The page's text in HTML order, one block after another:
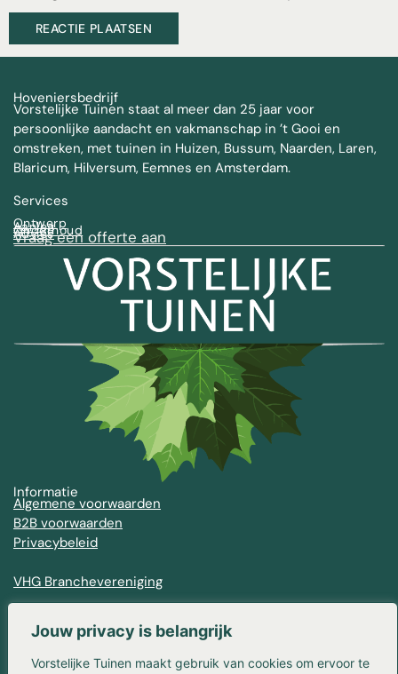
Jouw privacy is belangrijk
Vorstelijke Tuinen maakt gebruik van cookies om ervoor te
Hoveniersbedrijf
Vorstelijke Tuinen staat al meer dan 25 jaar voor
persoonlijke aandacht en vakmanschap in ’t Gooi en
omstreken, met tuinen in Huizen, Bussum, Naarden, Laren,
Blaricum, Hilversum, Eemnes en Amsterdam.
Services
Ontwerp
Aanleg
Onderhoud
Advies
Vraag een offerte aan
Informatie
Algemene voorwaarden
B2B voorwaarden
Privacybeleid
VHG Branchevereniging
Franse Kampweg 36-38
1406 NW Bussum